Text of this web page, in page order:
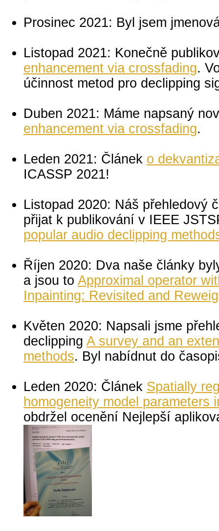
Prosinec 2021: Byl jsem
Listopad 2021: Konečně
enhancement via crossfading.
účinnost metod pro declipping
Duben 2021: Máme napsaný
enhancement via crossfading.
Leden 2021: Článek o
ICASSP 2021!
Listopad 2020: Náš přehledový
přijat k publikování v IEEE
popular audio declipping
Říjen 2020: Dva naše články
a jsou to Approximal operator
Inpainting: Revisited and
Květen 2020: Napsali jsme
declipping A survey and an
methods. Byl nabídnut do
Leden 2020: Článek Spatially
homogeneity model parameters
obdržel ocenění Nejlepší